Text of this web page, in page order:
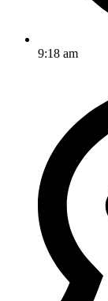
9:18 am